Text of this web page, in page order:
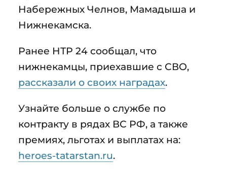
Набережных Челнов, Мамадыша и
Нижнекамска.
Ранее НТР 24 сообщал, что
нижнекамцы, приехавшие с СВО,
рассказали о своих наградах.
Узнайте больше о службе по
контракту в рядах ВС РФ, а также
премиях, льготах и выплатах на:
heroes-tatarstan.ru.